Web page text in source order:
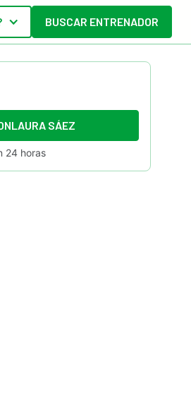
BUSCAR ENTRENADOR
LAURA SÁEZ
24 horas